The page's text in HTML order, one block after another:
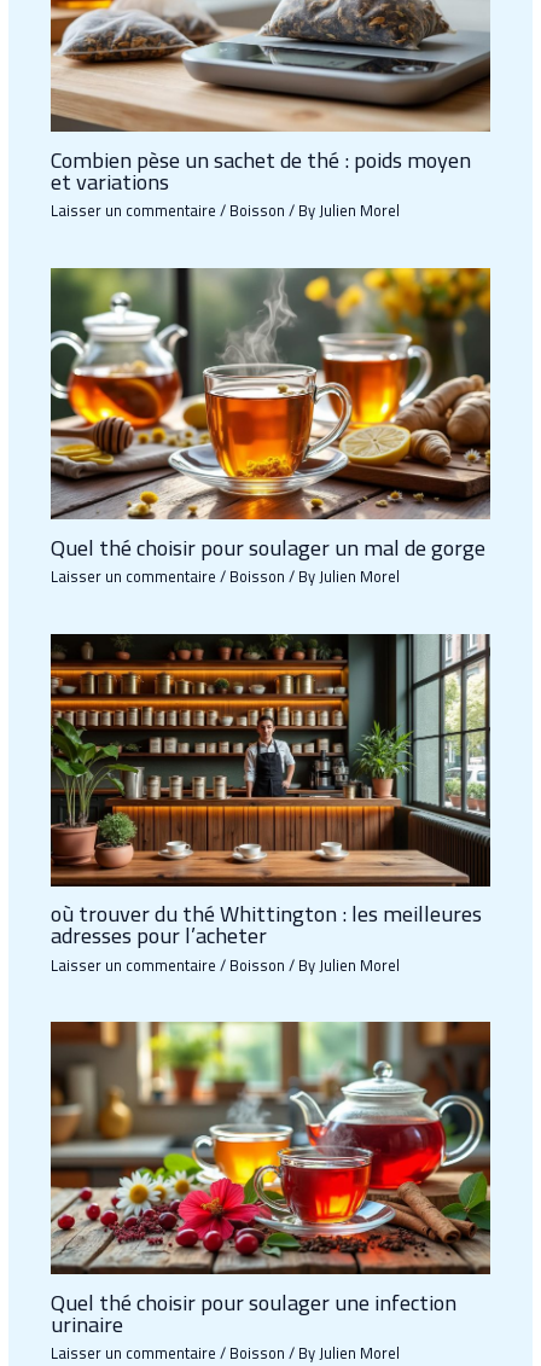
Combien pèse un sachet de thé : poids moyen
et variations
Laisser un commentaire/Boisson/ ByJulien Morel
Quel thé choisir pour soulager un mal de gorge
Laisser un commentaire/Boisson/ ByJulien Morel
où trouver du thé Whittington : les meilleures
adresses pour l’acheter
Laisser un commentaire/Boisson/ ByJulien Morel
Quel thé choisir pour soulager une infection
urinaire
Laisser un commentaire/Boisson/ ByJulien Morel